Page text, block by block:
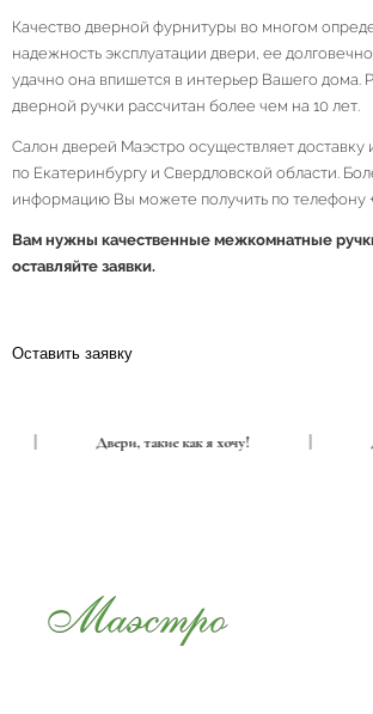
Качество дверной фурнитуры во многом
надежность эксплуатации двери, ее
удачно она впишется в интерьер Вашего дома.
дверной ручки рассчитан более чем на 10 лет.
Салон дверей Маэстро осуществляет доставку
по Екатеринбургу и Свердловской области.
информацию Вы можете получить по телефону
Вам нужны качественные межкомнатные
оставляйте заявки.
Оставить заявку
Двери, такие как я хочу!